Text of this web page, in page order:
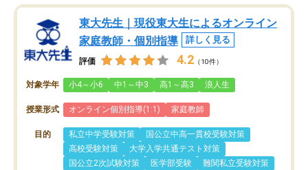
東大先生｜現役東大生によるオンライン
家庭教師・個別指導
詳しく見る
評価 4.2 （10件）
対象学年 小4～小6 中1～中3 高1～高3 浪人生
授業形式 オンライン個別指導(1:1) 家庭教師
目的 私立中学受験対策
国公立中高一貫校受験対策
高校受験対策
大学入学共通テスト対策
国公立2次試験対策
医学部受験
難関私立受験対策